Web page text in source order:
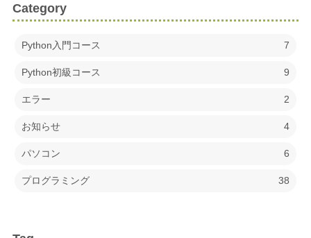
Category
Python入門コース 7
Python初級コース 9
エラー 2
お知らせ 4
パソコン 6
プログラミング 38